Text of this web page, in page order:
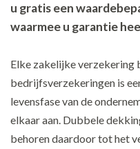
u gratis een
waarmee u garantie
Elke zakelijke verzekering
bedrijfsverzekeringen is
levensfase van de
elkaar aan. Dubbele
behoren daardoor tot het